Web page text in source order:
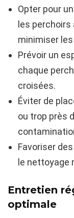
Opter pour
les
minimiser
Prévoir un
chaque
croisées.
Éviter de
ou trop près
Favoriser
le nettoyage
Entretien
optimale